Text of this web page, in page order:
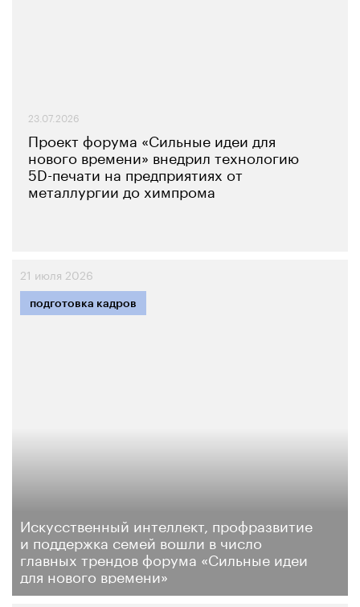
23.07.2026
Проект форума «Сильные идеи для
нового времени» внедрил технологию
5D-печати на предприятиях от
металлургии до химпрома
21 июля 2026
Искусственный интеллект, профразвитие
и поддержка семей вошли в число
главных трендов форума «Сильные идеи
для нового времени»
подготовка кадров